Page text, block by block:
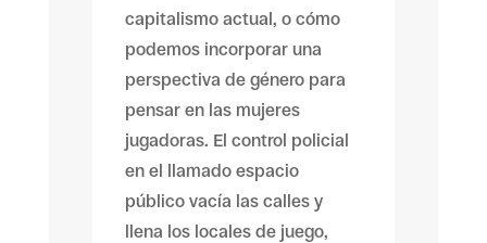
capitalismo actual, o cómo
podemos incorporar una
perspectiva de género para
pensar en las mujeres
jugadoras. El control policial
en el llamado espacio
público vacía las calles y
llena los locales de juego,